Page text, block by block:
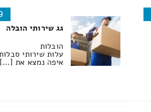
גג שירותי הובלה
הובלות
עלות שירותי
איפה נמצא את […]